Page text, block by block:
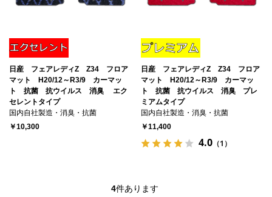
日産 フェアレディZ Z34 フロア
マット H20/12～R3/9 カーマッ
ト 抗菌 抗ウイルス 消臭 エク
セレントタイプ
国内自社製造・消臭・抗菌
￥10,300
日産 フェアレディZ Z34 フロア
マット H20/12～R3/9 カーマッ
ト 抗菌 抗ウイルス 消臭 プレ
ミアムタイプ
国内自社製造・消臭・抗菌
￥11,400
4.0（1）
4件あります